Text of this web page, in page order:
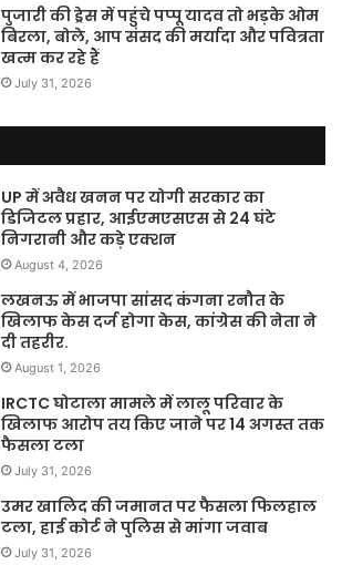
पुजारी की ड्रेस में पहुंचे पप्पू यादव तो भड़के ओम
बिरला, बोले, आप संसद की मर्यादा और पवित्रता
खत्म कर रहे हैं
July 31, 2026
UP में अवैध खनन पर योगी सरकार का
डिजिटल प्रहार, आईएमएसएस से 24 घंटे
निगरानी और कड़े एक्शन
August 4, 2026
लखनऊ में भाजपा सांसद कंगना रनौत के
खिलाफ केस दर्ज होगा केस, कांग्रेस की नेता ने
दी तहरीर.
August 1, 2026
IRCTC घोटाला मामले में लालू परिवार के
खिलाफ आरोप तय किए जाने पर 14 अगस्त तक
फैसला टला
July 31, 2026
उमर खालिद की जमानत पर फैसला फिलहाल
टला, हाई कोर्ट ने पुलिस से मांगा जवाब
July 31, 2026